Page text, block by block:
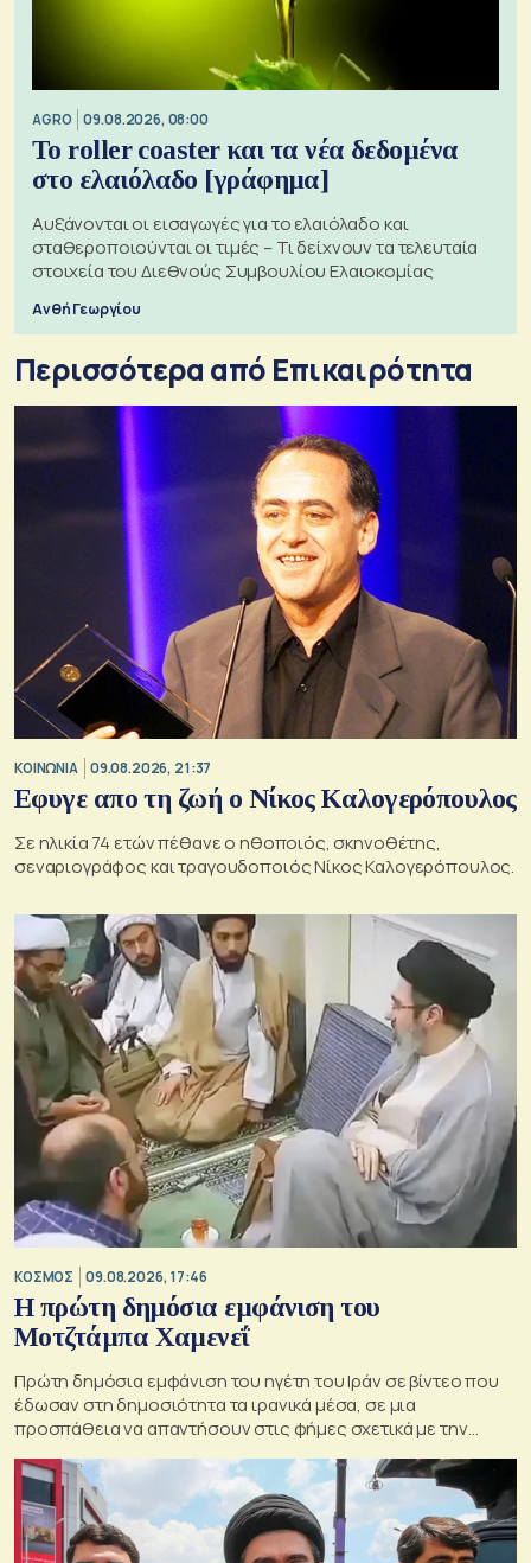
AGRO 09.08.2026, 08:00
Το roller coaster και τα νέα δεδομένα
στο ελαιόλαδο [γράφημα]
Αυξάνονται οι εισαγωγές για το ελαιόλαδο και
σταθεροποιούνται οι τιμές – Τι δείχνουν τα τελευταία
στοιχεία του Διεθνούς Συμβουλίου Ελαιοκομίας
Ανθή Γεωργίου
Περισσότερα από Επικαιρότητα
ΚΟΙΝΩΝΙΑ 09.08.2026, 21:37
Εφυγε απο τη ζωή ο Νίκος Καλογερόπουλος
Σε ηλικία 74 ετών πέθανε ο ηθοποιός, σκηνοθέτης,
σεναριογράφος και τραγουδοποιός Νίκος Καλογερόπουλος.
ΚΟΣΜΟΣ 09.08.2026, 17:46
Η πρώτη δημόσια εμφάνιση του
Μοτζτάμπα Χαμενεΐ
Πρώτη δημόσια εμφάνιση του ηγέτη του Ιράν σε βίντεο που
έδωσαν στη δημοσιότητα τα ιρανικά μέσα, σε μια
προσπάθεια να απαντήσουν στις φήμες σχετικά με την